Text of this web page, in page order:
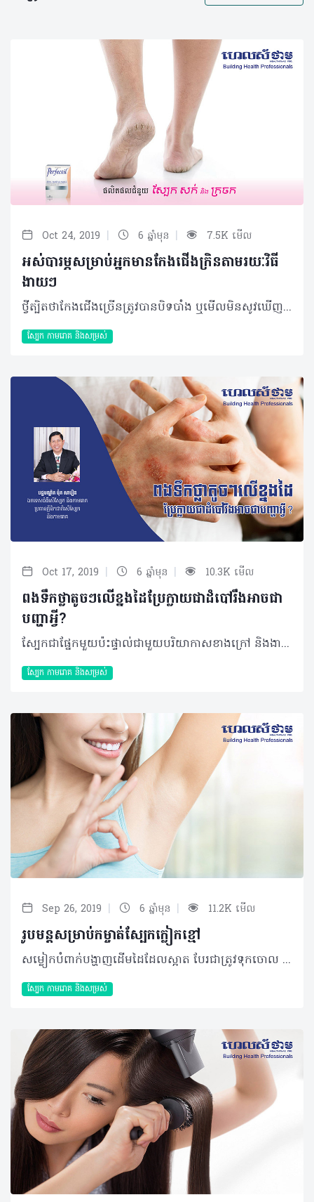
Oct 24, 2019 | 6 ឆ្នាំមុន | 7.5K មើល
អស់បារម្ភសម្រាប់អ្នកមានកែងជើងក្រិនតាមរយៈវិធី
ងាយៗ
ថ្វីត្បិតថាកែងជើងច្រើនត្រូវបានបិទបាំង ឬមើលមិនសូវឃើញក៏ពិតមែន តែការថែទាំសុខភាព និងសម្ផស្សរបស់វា ពិតជាមិនអាចត្រូវបានមើលរំលងឡើយ។ ជាមួយនឹងរូបមន្តពីធម្មជាតិងាយៗ ខាងក្រោមនេះ អ្នកដែលមានបញ្ហាស្បែកជើងក្រិន ជាពិសេសនៅកែងជើងនឹងលែងមានកង្វល់ទៀតហើយ… អំបិល-ក្រូចឆ្មារ លាយអំបិល ១ស្លាបព្រាបាយ ជាមួយនឹងទឹកក្រូចឆ្មារ១ស្លាបព្រាបាយ នៅក្នុងទឹកក្តៅឧណ្ហៗ ហើយដាក់ជើងត្រាំប្រមាណ ១៥-២០នាទី ហើយប្រើថ្មខាត់ស្បែកត្រដុសស្បែកជើងដែលក្រិន រួចជូតឲ្យស្ងួត ហើយលាបក្រែមបន្ថែមសំណើមដល់ស្បែក។ ប្រទាលកន្ទុយក្រពើ ត្រាំជើងក្នុងទឹកក្តៅឧណ្ហៗ ២-៣នាទី ហើយជូតជើងឲ្យស្ងួត មុននឹងដាក់សាច់ប្រទាលកន្ទុយក្រពើនៅលើជើង ដោយពាក់ស្រោមជើងពីលើ (ទុករយៈពេល ១យប់) រួចសឹមលាងសម្អាតចេញពេលព្រឹក។ ម៉ាស់ផ្លែឈើ កិនចេកទុំ២ផ្លែ សាច់ដូង២ស្លាបព្រាបាយ និងផ្លែប៊័រ១ចំហៀង ចូលគ្នារយៈពេល៥-១០នាទី (ទាល់តែចូលគ្នាសព្វ) ហើយយកវាទៅបិតលើកន្លែងដែលក្រិនដោយទុកចោល២-៣ម៉ោងរួចសឹមលាងចេញជាមួយទឹកក្តៅឧណ្ហៗ។ ប្រេងដូង ម៉ាស្សាស្បែកក្រិនជាមួយនឹងប្រេងដូង(១ស្លាបព្រាបាយ) ហើយពាក់ស្រោមជើង ១យប់ពេញដល់ព្រឹកឡើង សឹមដោះវាចេញវិញ។ ចេកទុំ កិនចេកទុំ២ផ្លែឲ្យម៉ដ្ឋ ហើយលាបលើជើងដោយទុករយៈពេល ២០នាទីរួចសឹមលាងសម្អាតជាមួយទឹកស្អាត។ ទឹកឃ្មុំ ចាក់ទឹកឃ្មុំ ១កែវលាយជាមួយទឹកក្តៅឧណ្ហៗ១ធុងតូច រួចដាក់ជើងត្រាំ ដោយធ្វើការម៉ាស្សាថ្នមៗប្រមាណ២០នាទី ហើយប្រើថ្មខាត់ស្បែកត្រដុសពីលើ មុននឹងជូតជើងឲ្យស្ងួត ហើយលាបក្រែមផ្តល់សំណើម។ Vaseline-ទឹកក្រូចឆ្មារ ត្រាំជើងក្នុងទឹកក្តៅឧណ្ហៗប្រហែលជា២០នាទី រួចលាងសម្អាត និងជូតឲ្យស្ងួត។ លាយទឹកក្រូចឆ្មារ៣-៤ដំណក់ ជាមួយនឹងជែល Vaseline ១ស្លាបព្រាបាយឲ្យសព្វចូលគ្នា ហើយលាបទៅលើកែងជើង និងប្រអប់ជើងទាំងមូល រួចពាក់ស្រោមជើង (ពេញមួយយប់) ហើយសឹមលាងសម្អាតជើងចេញនៅពេលព្រឹក។ អត្ថបទ៖ ដកស្រង់ចេញពីទស្សនាវដ្ដី ហេលស៍ថាម ប្រូ​ លេខ ៨៤ 2019 រក្សាសិទ្ធិគ្រប់យ៉ាង​ដោយ Healthtime Corporation ចំពោះគ្រប់អត្ថបទដោយគ្មានផ្នែកណាមួយត្រូវបោះពុម្ពផ្សាយចូលប្រព័ន្ធអុីនធឺណែតឧបករណ៍អេឡិចត្រូនិកអាត់ជាសំឡេងឬថតចំលងគ្រប់រូបភាពដោយគ្មានការអនុញ្ញាតឡើយ
ស្បែក កាមរោគ​ និងសម្រស់
Oct 17, 2019 | 6 ឆ្នាំមុន | 10.3K មើល
ពងទឹកថ្លាតូចៗលើខ្នងដៃប្រែក្លាយជាដំបៅរឹងអាចជា
បញ្ហាអ្វី?
ស្បែកជាផ្នែកមួយប៉ះផ្ទាល់ជាមួយបរិយាកាសខាងក្រៅ និងងាយទទួលរងប្រតិកម្មជាងផ្នែកផ្សេងទៀតនៃរាងកាយ។ អាការៈមួយចំនួនអាចមានភាពសាមញ្ញនិងអាចបាត់ទៅវិញដោយឯកឯង ប៉ុន្តែនៅពេលរោគសញ្ញាកាន់តែមានភាពប្រែប្រួល នោះដល់ពេលដែលអ្នកត្រូវស្វែងរកការប្រឹក្សាដើម្បីប្រាកដថាវាបណ្ដាលមកពីមូលហេតុជាក់លាក់ណាមួយ។ សំណួរ៖ នាងខ្ញុំ អាយុ ២៣ឆ្នាំ កម្ពស់ ១ម៉ែត្រ៥៥ មុខរបរជានិស្សិត។ ខ្ញុំមានបញ្ហារោគសើស្បែកនៅលើខ្នងដៃ ដោយដំបូងមានរោគសញ្ញាចេញជាពងទឹកតូចៗ ថ្លា ពណ៌ស ហើយពេលខ្លះរមាស់ ដល់ពេលក្លាយជាដំបៅ វាមានលក្ខណៈរឹង លាបថ្នាំអ្វីក៏មិនបាត់ដែរ ហើយថែមទាំងរាលទៅកន្លែងផ្សេងទៀត។ តើអាការៈនេះបង្កឲ្យមានបញ្ហាអ្វីធ្ងន់ធ្ងរដែរទេ? ហើយអាចព្យាបាលឲ្យជាសះស្បើយបានដែរឬទេ? ចម្លើយ៖ តាមរោគសញ្ញាដែលប្អូនបានរៀបរាប់នេះពុំអាចវិនិច្ឆ័យថាជាជំងឺណាមួយបាននោះទេ ព្រោះនៅមានសំណួរជាច្រើនទៀតដែលនឹងត្រូវសួរបន្ថែមរួមជាមួយការត្រួតពិនិត្យទីតាំងផ្សេងទៀតផងដែរ។ ករណីនេះ ប្រហែលប្អូនអាចមានប្រតិកម្មជាមួយនឹងពន្លឺថ្ងៃ ដែលវាអាចពាក់ព័ន្ធនឹងជំងឺឬបញ្ហាធំៗមួយចំនួន ដូចជា៖ • ជំងឺ Lupus ប្រភេទនៃជំងឺរ៉ាំរ៉ៃមួយ • ការប្រើប្រាស់ផលិតផលមួយចំនួនដែលអាចឲ្យស្បែកចាប់ពន្លឺថ្ងៃ ហើយវាបានបំប្លែងរូបភាពឲ្យទៅជាការស្រូបពន្លឺថ្ងៃបណ្តាលឲ្យស្បែកលេចចេញនូវពងបែក របក រមាស់។ • អាចបណ្តាលមកពីមេរោគ ដូចជាបាក់តេរី ឬក៏ផ្សិត។ ទោះវាបណ្តាលមកពីអ្វីក៏ដោយ ក៏អាចព្យាបាលបានដែរ ប៉ុន្តែចំពោះការព្យាបាលនឹងទទួលបានលទ្ធផលខុសៗគ្នា។ ប្រសិនវាបណ្តាលមកពីការប្រើផលិតផលណាមួយ ហើយបន្ថែមជាមួយការធ្វើរោគវិនិច្ឆ័យច្បាស់លាស់ នោះអ្នកជំងឺនឹងអាចជាសះស្បើយ១០០%។ តែបើករណីនេះកើតឡើងដោយសារជំងឺ Lupus ពីក្នុងខ្លួនប្អូនដែលជាជំងឺរ៉ាំរ៉ៃប្រចាំកាយ ទោះបីព្យាបាលជាហើយ ក៏អាចកើតមានឡើងវិញដែរ។ បកស្រាយដោយ៖ វេជ្ជបណ្ឌិត ប៉ុក សាវឿន ឯកទេសជំងឺសើស្បែក និងកាមរោគ ប្រធានគ្លីនិកជាតិសើស្បែកនិងកាមរោគ អត្ថបទ៖ ដកស្រង់ចេញពីទស្សនាវដ្ដី ហេលស៍ថាម ប្រូ លេខ ៨៤ 2019 រក្សាសិទ្ធិគ្រប់យ៉ាង​ដោយ Healthtime Corporation ចំពោះគ្រប់អត្ថបទដោយគ្មានផ្នែកណាមួយត្រូវបោះពុម្ពផ្សាយចូលប្រព័ន្ធអុីនធឺណែតឧបករណ៍អេឡិចត្រូនិកអាត់ជាសំឡេងឬថតចំលងគ្រប់រូបភាពដោយគ្មានការអនុញ្ញាតឡើយ
ស្បែក កាមរោគ​ និងសម្រស់
Sep 26, 2019 | 6 ឆ្នាំមុន | 11.2K មើល
រូបមន្តសម្រាប់កម្ចាត់ស្បែកក្លៀកខ្មៅ
សម្លៀកបំពាក់បង្ហាញដើមដៃដែលស្អាត បែរជាត្រូវទុកចោល និងមិនហ៊ានពាក់ព្រោះស្បែកក្លៀកមិនស្អាតដូចគេសោះ។ អ្នកណាខ្លះជួបរឿងបែបនេះ? ភាគច្រើនបុគ្គលសឹងតែទាំងអស់កំពុងប្រឈមនឹងភាពរំខាននេះហើយវាកាន់តែជាបញ្ហាដ៏គួរឲ្យធុញទ្រាន់បំផុតសម្រាប់សុភាពនារីទាំងអស់។ បើទោះបីស្បែកក្លៀក ជាទីតាំងពុំសូវប្រឈមនឹងអាកាសធាតុ ឬកម្ដៅថ្ងៃខាងក្រៅក៏ដោយ តែលក្ខណៈធម្មជាតិ និងកត្តាបង្កមួយចំនួនអាចធ្វើឲ្យស្បែកនៅតំបន់នោះប្រែទៅជាខ្មៅ ឬមានស្នាមជាំដែលជារឿងគួរឲ្យរំខានជាខ្លាំង។ ជាក់ស្ដែង ស្នាមខ្មៅនៅតំបន់ក្លៀកនោះមិនមែនជាជំងឺនោះទេ តែវាបានបង្អាក់នូវទំនុកចិត្ត និងតម្លៃរបស់អ្នកក្នុងផ្នែកណាមួយ។ បើវាមិនមែនជាជំងឺ តើអ្វីដែលបង្កភាពខ្មៅនោះ? ហើយតើអាចដោះស្រាយបានឬទេ? តោះមកស្វែងយល់ជាមួយគ្នា! មូលហេតុធ្វើឲ្យស្បែកក្លៀកខ្មៅ មានមូលហេតុជាច្រើនដែលបង្កឲ្យស្បែកក្លៀកអ្នកខ្មៅរួមមាន៖ • ការប្រើប្រាស់សារធាតុគីមី • ការកោររោម និងការរលាកផ្សេងៗ • ការកកើតកោសិកាស្បែកងាប់ច្រើន • ការកកិតជាមួយសម្លៀកបំពាក់តឹង • ជំងឺមហារីកស្បែក • ការកើនឡើងនៃសារធាតុមេឡានីន • ជំងឺទឹកនោមផ្អែម ភាពធាត់ ឬកម្រិតអ័រម៉ូនមិនធម្មតា • ការឆ្លងមេរោគបាក់តេរី និងជំងឺផ្សេងៗ។ល។ ជាក់ស្ដែង ទម្លាប់មួយចំនួន និងហេតុផលដូចបានរៀបរាប់ខាងលើសុទ្ធតែជាកត្តាបង្កធ្វើឲ្យស្បែកក្លៀកខ្មៅ និងមិនរលោងស្អាតហេតុនេះអ្នកគួរផ្លាស់ប្ដូរនូវទម្លាប់ប្រចាំថ្ងៃមួយចំនួនដែលអាចធ្វើបានរួមមាន៖ ១. ផ្លាស់ប្តូរផលិតផលបំបាត់ក្លិន (Deodorant/Antiperspirant)៖ សារធាតុគីមីដែលមាននៅក្នុងផលិតផលប្រភេទនេះអាចធ្វើឲ្យស្បែកមានការរលាកនិងអាល្លែកហ្ស៊ី ដូចនេះអ្នកគួរប្រើប្រាស់ជម្រើសធម្មជាតិវិញដូចជា ម្សៅសូដា (Baking soda) ឬទឹកខ្មេះផ្លែប៉ោម (Apple cider vinegar) ជាដើម ២. បញ្ឈប់ការកោររោម៖ អ្នកអាចជ្រើសរើសយកការដករោម (Waxing) ឬឡាស៊ែរ (Laser removal) ជំនួសវិញ ព្រោះការកោររោមធ្វើឲ្យស្បែកមានការរលាកនិងមានសំណឹកដែលធ្វើឲ្យស្បែកខ្មៅ ៣. កាត់បន្ថយការខាត់ស្បែក៖ ការប្រើប្រាស់ផលិតផលខាត់ស្បែកច្រើនដងពេកក្នុងមួយសប្តាហ៍ដើម្បីកម្ចាត់កោសិកាស្បែកងាប់លើខ្លួន អាចធ្វើឲ្យស្បែកខ្មៅទៅវិញ ជាពិសេសស្បែកក្លៀក ៤. ស្លៀកសម្លៀកបំពាក់រលុង៖ ការស្លៀកសម្លៀកបំពាក់ដែលរឹបតឹងខ្លាំងពេកអាចធ្វើឲ្យមានការកកិតដល់ស្បែក។ រូបមន្តធម្មជាតិសម្រាប់ស្បែកក្លៀកស្អាត កុំឲ្យភាពខ្មៅនៃស្បែកក្លៀកកាន់តែបង្កការរំខាន អ្នកក៏អាចបន្ថែមការអនុវត្តជាមួយរូបមន្តធម្មជាតិខ្លះៗ ដើម្បីបង្កើនល្បឿននូវការប្រែជាសស្អាតឲ្យបានកាន់តែឆាប់ ដោយអ្នកអាចជ្រើសរើសវិធីសាស្រ្តណាមួយដូចខាងក្រោម៖ • ដំឡូង៖ អ្នកអាចកិនដំឡូងហើយច្របាច់យកទឹកចេញ រួចយកល្បាយដែលស្ងួតនោះទៅបិតលើក្លៀករបស់អ្នករយៈពេល ១០នាទី សឹមលាងចេញជាមួយទឹកត្រជាក់ • ត្រសក់៖ ចិតផ្លែត្រសក់ជាចំណិតក្រាស់ៗ ហើយយកវាមកដុសនៅទីតាំងដែលខ្មៅ ១០នាទី រួចលាងទឹកចេញជាការស្រេច • ក្រូចឆ្មារ៖ កាត់ចំណិតក្រូចឆ្មារក្រាស់ៗ រួចដុសទៅលើស្បែកក្លៀក។ បន្ទាប់ពីរយៈពេល ១០នាទី អ្នកអាចលាងទឹកត្រជាក់ចេញ រួចជូតស្បែកក្លៀកឲ្យស្ងួតហើយប្រសិនជាអាចអ្នកគួរប្រើផលិតផលផ្ដល់សំណើមតាមក្រោយ • ប្រេងដូង៖ អ្នកគ្រាន់តែធ្វើការម៉ាស្សាស្បែកក្លៀកជាមួយប្រេងដូង ២ ទៅ៣ដំណក់ឲ្យបាន ១៥នាទី បន្ទាប់មកអ្នកត្រូវលាងសម្អាតជាមួយសាប៊ូដែលមានជាតិកាត់តិចដោយប្រើទឹកក្ដៅឧណ្ហៗ។ ការផ្លាស់ប្តូរទម្លាប់ដែលខុស និងព្យាយាមអនុវត្តវិធីសាស្រ្តណាមួយខាងលើឲ្យបានញឹកញាប់ អាចជាទុនមួយសម្រាប់កែប្រែស្ថានភាពស្បែកក្លៀករបស់អ្នកឲ្យត្រលប់មកវិញ ដែលមិនត្រឹមតែជាផ្នែកមួយនៃសម្រស់នោះទេ ថែមទាំងអាចផ្ដល់ទំនុកចិត្តដល់អ្នកបានទៀតផង។ អត្ថបទ៖ ដកស្រង់ចេញពីទស្សនាវដ្ដី ហេលស៍ថាម ប្រូ លេខ ៨១ 2019 រក្សាសិទ្ធិគ្រប់យ៉ាង​ដោយ Healthtime Corporation ចំពោះគ្រប់អត្ថបទដោយគ្មានផ្នែកណាមួយត្រូវបោះពុម្ពផ្សាយចូលប្រព័ន្ធអុីនធឺណែតឧបករណ៍អេឡិចត្រូនិកអាត់ជាសំឡេងឬថតចំលងគ្រប់រូបភាពដោយគ្មានការអនុញ្ញាតឡើយ
ស្បែក កាមរោគ​ និងសម្រស់